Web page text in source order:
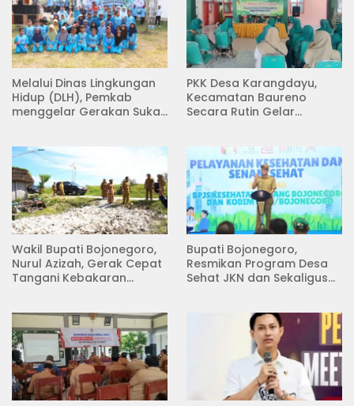
Melalui Dinas Lingkungan
Hidup (DLH), Pemkab
menggelar Gerakan Suka
PKK Desa Karangdayu,
Kecamatan Baureno
Secara Rutin Gelar
Wakil Bupati Bojonegoro,
Nurul Azizah, Gerak Cepat
Tangani Kebakaran
Bupati Bojonegoro,
Resmikan Program Desa
Sehat JKN dan Sekaligus